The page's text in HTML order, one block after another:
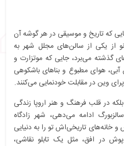
که تاریخ و موسیقی در هر گوشه آن
از یکی از سالن‌های مجلل شهر به
گذشته می‌برد، جایی که موتزارت و
هوای مطبوع و بناهای باشکوهی
وین در مقابلت خودنمایی می‌کنند.
در قلب فرهنگ و هنر اروپا زندگی
ادامه می‌دهی، شهر زادگاه
خانه‌های تاریخی‌اش تو را به دنیایی
در افق، مثل یک تابلو نقاشی،